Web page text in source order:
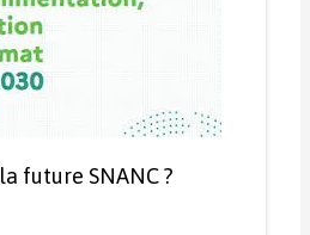
future SNANC ?